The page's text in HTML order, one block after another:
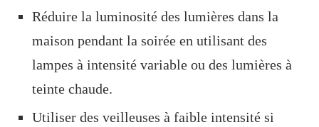
Réduire la luminosité des lumières dans la
maison pendant la soirée en utilisant des
lampes à intensité variable ou des lumières à
teinte chaude.
Utiliser des veilleuses à faible intensité si